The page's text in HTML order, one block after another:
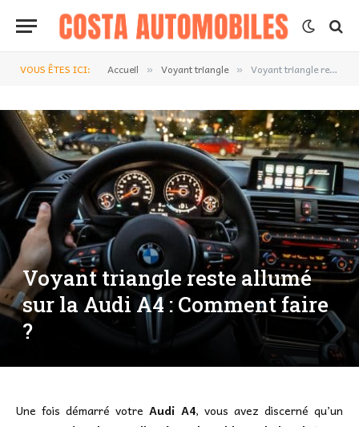
VOUS ÊTES ICI: Accueil » Voyant triangle » Voyant triangle reste allumé sur la Audi A4 : Comment faire ?
Voyant triangle reste allumé
sur la Audi A4 : Comment faire
?
Une fois démarré votreAudi A4, vous avez discerné qu’un